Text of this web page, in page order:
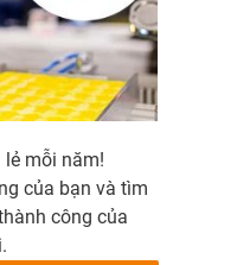
lẻ mỗi năm!
của bạn và tìm
công của